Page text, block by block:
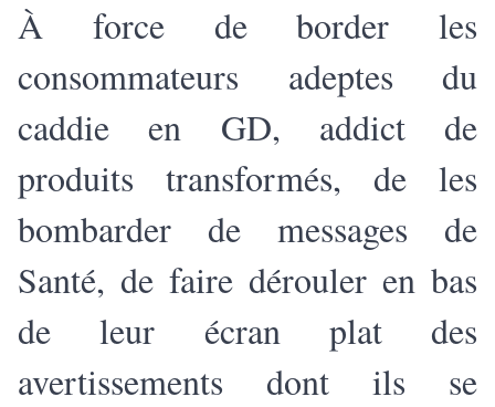
À force de border les
consommateurs adeptes du
caddie en GD, addict de
produits transformés, de les
bombarder de messages de
Santé, de faire dérouler en bas
de leur écran plat des
avertissements dont ils se